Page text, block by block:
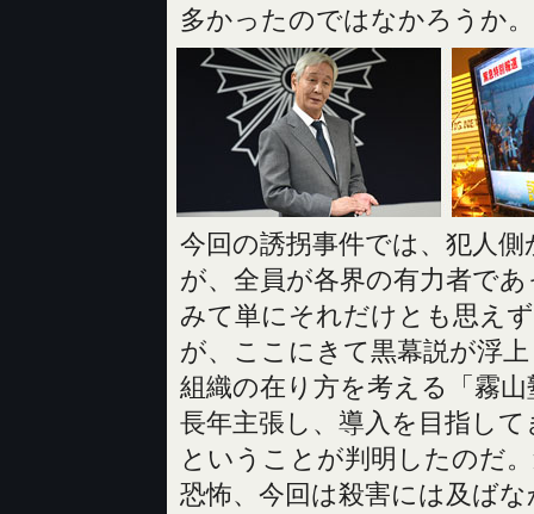
多かったのではなかろうか。
今回の誘拐事件では、犯人
が、全員が各界の有力者で
みて単にそれだけとも思え
が、ここにきて黒幕説が浮
組織の在り方を考える「霧
長年主張し、導入を目指し
ということが判明したのだ
恐怖、今回は殺害には及ば